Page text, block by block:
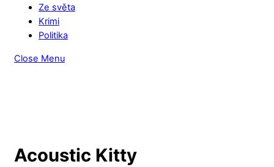
Ze světa
Krimi
Politika
Close Menu
Acoustic Kitty